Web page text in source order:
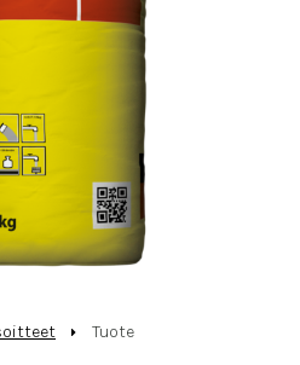
Tuote